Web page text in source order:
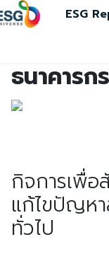
ESG
ธนาคาร
กิจการเพื่
แก้ไขปัญหา
ทั่วไป